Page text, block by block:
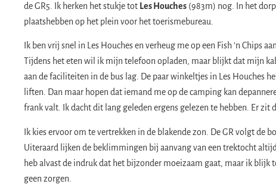
de GR5. Ik herken het stukje tot Les Houches (983m) nog. In het
plaatshebben op het plein voor het toerismebureau.
​Ik ben vrij snel in Les Houches en verheug me op een Fish ’n Chips
Tijdens het eten wil ik mijn telefoon opladen, maar blijkt dat mijn
aan de faciliteiten in de bus lag. De paar winkeltjes in Les Houches
liften. Dan maar hopen dat iemand me op de camping kan
frank valt. Ik dacht dit lang geleden ergens gelezen te hebben. Er zit
Ik kies ervoor om te vertrekken in de blakende zon. De GR volgt de
Uiteraard lijken de beklimmingen bij aanvang van een trektocht
heb alvast de indruk dat het bijzonder moeizaam gaat, maar ik blijk
geen zorgen.